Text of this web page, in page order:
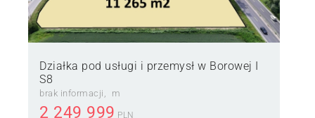
Działka pod usługi i przemysł w Borowej I
S8
brak informacji m
2 249 999 PLN